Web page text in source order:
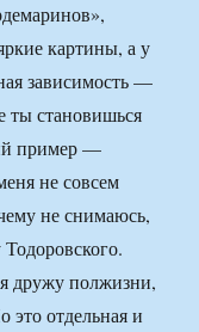
картины, а у
зависимость —
ты становишься
пример —
не совсем
не снимаюсь,
дружу полжизни,
отдельная и